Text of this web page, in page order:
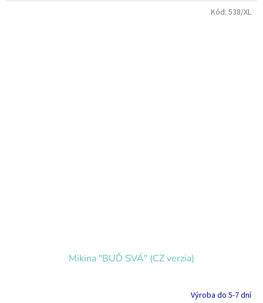
Mikina "BUĎ SVÁ" (CZ verzia)
Výroba do 5-7 dní
Kód: 538/XL